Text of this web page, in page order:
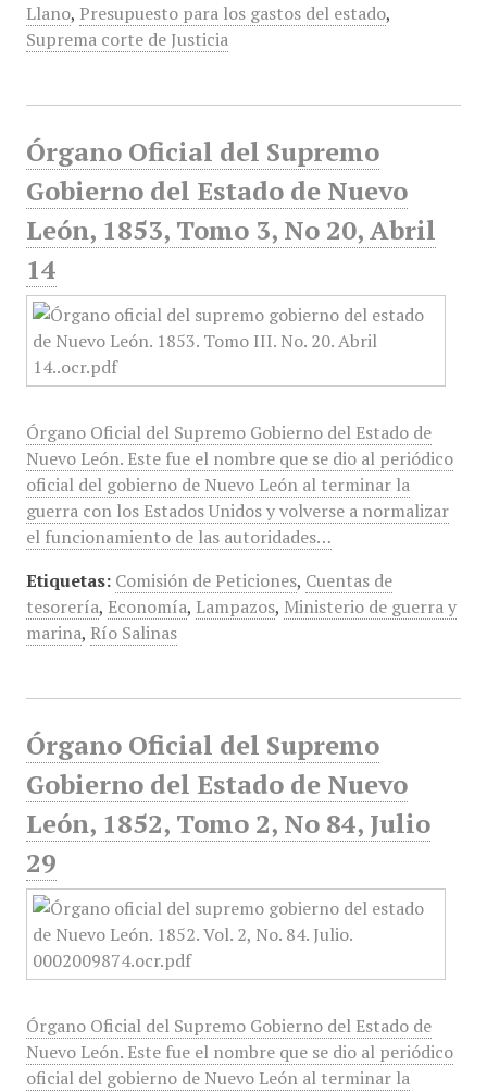
Llano, Presupuesto para los gastos del estado,
Suprema corte de Justicia
Órgano Oficial del Supremo
Gobierno del Estado de Nuevo
León, 1853, Tomo 3, No 20, Abril
14
Órgano Oficial del Supremo Gobierno del Estado de
Nuevo León. Este fue el nombre que se dio al periódico
oficial del gobierno de Nuevo León al terminar la
guerra con los Estados Unidos y volverse a normalizar
el funcionamiento de las autoridades…
Etiquetas: Comisión de Peticiones, Cuentas de
tesorería, Economía, Lampazos, Ministerio de guerra y
marina, Río Salinas
Órgano Oficial del Supremo
Gobierno del Estado de Nuevo
León, 1852, Tomo 2, No 84, Julio
29
Órgano Oficial del Supremo Gobierno del Estado de
Nuevo León. Este fue el nombre que se dio al periódico
oficial del gobierno de Nuevo León al terminar la